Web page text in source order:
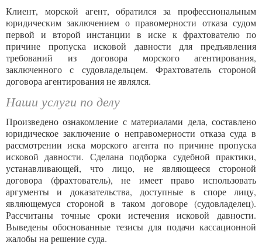
Клиент, морской агент, обратился за профессиональным
юридическим заключением о правомерности отказа судом
первой и второй инстанции в иске к фрахтователю по
причине пропуска исковой давности для предъявления
требований из договора морского агентирования,
заключенного с судовладельцем. Фрахтователь стороной
договора агентирования не являлся.
Наши услуги по делу
Произведено ознакомление с материалами дела, составлено
юридическое заключение о неправомерности отказа суда в
рассмотрении иска морского агента по причине пропуска
исковой давности. Сделана подборка судебной практики,
устанавливающей, что лицо, не являющееся стороной
договора (фрахтователь), не имеет право использовать
аргументы и доказательства, доступные в споре лицу,
являющемуся стороной в таком договоре (судовладелец).
Рассчитаны точные сроки истечения исковой давности.
Выведены обоснованные тезисы для подачи кассационной
жалобы на решение суда.